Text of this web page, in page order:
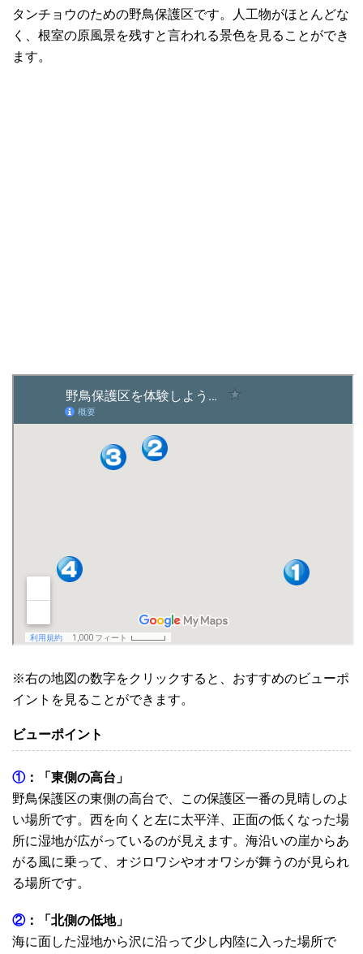
タンチョウのための野鳥保護区です。人工物がほとんどな
く、根室の原風景を残すと言われる景色を見ることができ
ます。
※右の地図の数字をクリックすると、おすすめのビューポ
イントを見ることができます。
ビューポイント
①：「東側の高台」
野鳥保護区の東側の高台で、この保護区一番の見晴しのよ
い場所です。西を向くと左に太平洋、正面の低くなった場
所に湿地が広がっているのが見えます。海沿いの崖からあ
がる風に乗って、オジロワシやオオワシが舞うのが見られ
る場所です。
②：「北側の低地」
海に面した湿地から沢に沿って少し内陸に入った場所で